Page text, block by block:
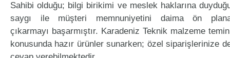
Sahibi olduğu; bilgi birikimi ve meslek haklarına
saygı ile müşteri memnuniyetini daima ön
çıkarmayı başarmıştır. Karadeniz Teknik malzeme
konusunda hazır ürünler sunarken; özel siparişlerinize